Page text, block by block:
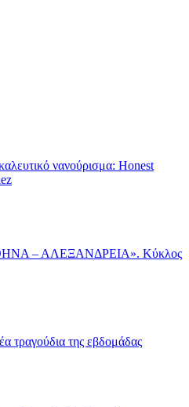
νανούρισμα: Honest
– ΑΛΕΞΑΝΔΡΕΙΑ». Κύκλος
τραγούδια της εβδομάδας